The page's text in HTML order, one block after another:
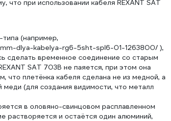
при использовании кабеля REXANT SAT
(например,
dlya-kabelya-rg6-5sht-spl6-01-1263800/ ),
сделать временное соединение со старым
SAT 703B не паяется, при этом она
что плетёнка кабеля сделана не из медной, а
(для создания видимости, что металл
в оловяно-свинцовом расплавленном
растворяется и остаётся один алюминий,